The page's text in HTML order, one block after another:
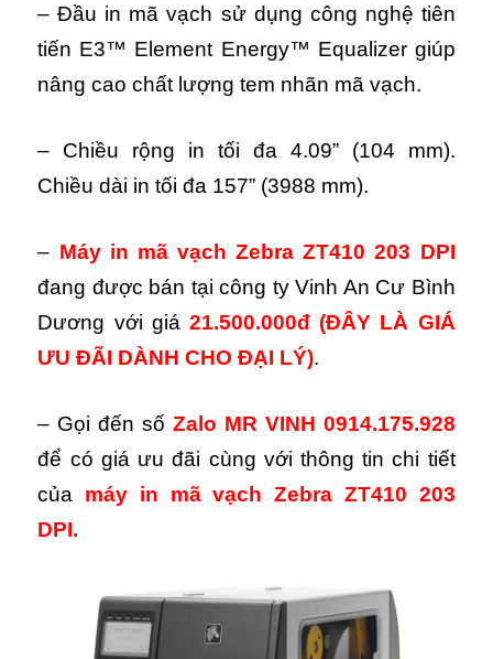
– Đầu in mã vạch sử dụng công nghệ tiên
tiến E3™ Element Energy™ Equalizer giúp
nâng cao chất lượng tem nhãn mã vạch.
– Chiều rộng in tối đa 4.09” (104 mm).
Chiều dài in tối đa 157” (3988 mm).
– Máy in mã vạch Zebra ZT410 203 DPI
đang được bán tại công ty Vinh An Cư Bình
Dương với giá 21.500.000đ (ĐÂY LÀ GIÁ
ƯU ĐÃI DÀNH CHO ĐẠI LÝ).
– Gọi đến số Zalo MR VINH 0914.175.928
để có giá ưu đãi cùng với thông tin chi tiết
của máy in mã vạch Zebra ZT410 203
DPI.